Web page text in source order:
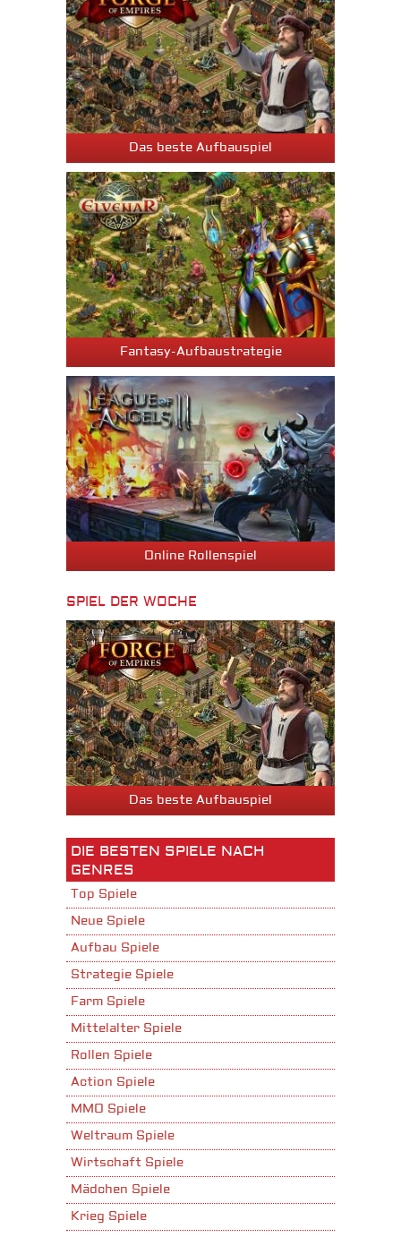
Das beste Aufbauspiel
Fantasy-Aufbaustrategie
Online Rollenspiel
SPIEL DER WOCHE
Das beste Aufbauspiel
DIE BESTEN SPIELE NACH
GENRES
Top Spiele
Neue Spiele
Aufbau Spiele
Strategie Spiele
Farm Spiele
Mittelalter Spiele
Rollen Spiele
Action Spiele
MMO Spiele
Weltraum Spiele
Wirtschaft Spiele
Mädchen Spiele
Krieg Spiele